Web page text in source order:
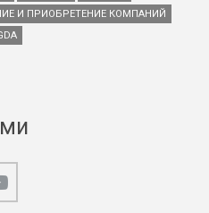
И ПРИОБРЕТЕНИЕ КОМПАНИЙ